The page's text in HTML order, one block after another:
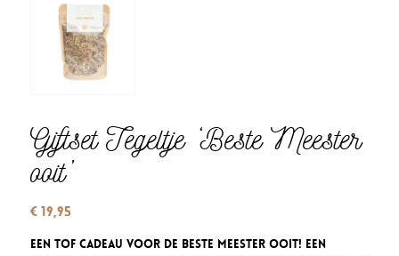
Giftset Tegeltje ‘Beste Meester
ooit’
€19,95
Een tof cadeau voor de beste meester ooit! Een